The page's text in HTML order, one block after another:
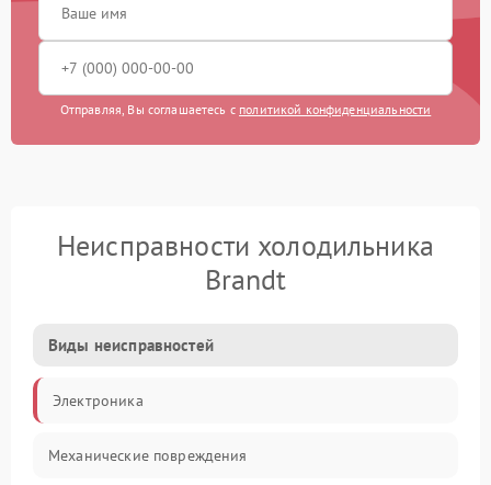
Отправляя, Вы соглашаетесь с политикой конфиденциальности
Неисправности холодильника
Brandt
Виды неисправностей
Электроника
Механические повреждения